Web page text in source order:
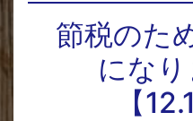
節税のた
にな
【